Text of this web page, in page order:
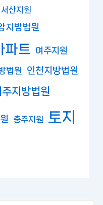
서산지원
지방법원
파트 여주지원
법원 인천지방법원
주지방법원
충주지원 토지